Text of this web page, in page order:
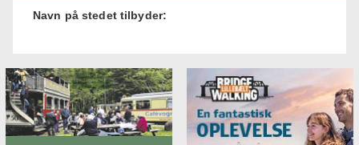
Navn på stedet tilbyder: